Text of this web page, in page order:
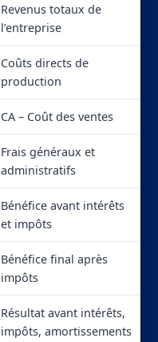
Revenus totaux de
l’entreprise
Coûts directs de
production
CA – Coût des ventes
Frais généraux et
administratifs
Bénéfice avant intérêts
et impôts
Bénéfice final après
impôts
Résultat avant intérêts,
impôts, amortissements